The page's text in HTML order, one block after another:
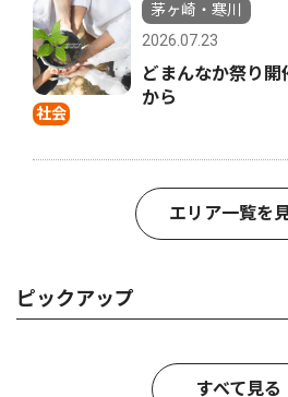
社会
茅ヶ崎・寒川
2026.07.23
どまんなか祭り
から
エリア一覧を
ピックアップ
すべて見る